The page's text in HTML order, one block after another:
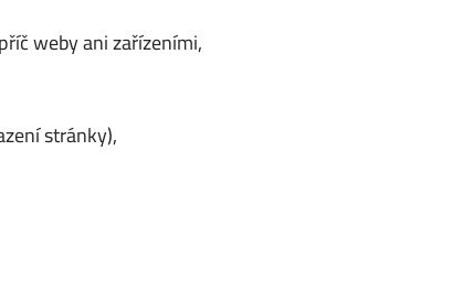
weby ani zařízeními,
stránky),